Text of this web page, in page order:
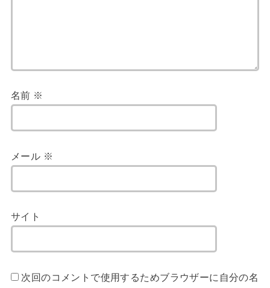
名前 ※
メール ※
サイト
次回のコメントで使用するためブラウザーに自分の名